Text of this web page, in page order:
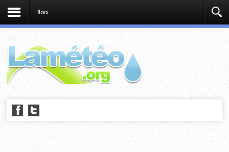
News